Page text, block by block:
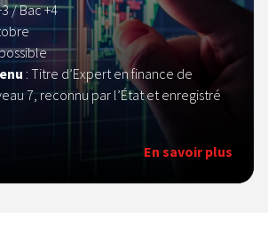
/ Bac +4
: Titre d’Expert en finance de
7, reconnu par l’État et enregistré
En savoir plus